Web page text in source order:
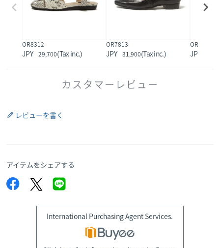
OR8312
29,700
OR7813
31,900
OR7814
カスタマーレビュー
レビューを書く
アイテムをシェアする
International Purchasing Agent Services.